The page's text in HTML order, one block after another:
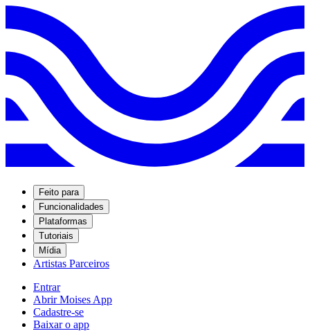
Feito para
Funcionalidades
Plataformas
Tutoriais
Mídia
Artistas Parceiros
Entrar
Abrir Moises App
Cadastre-se
Baixar o app